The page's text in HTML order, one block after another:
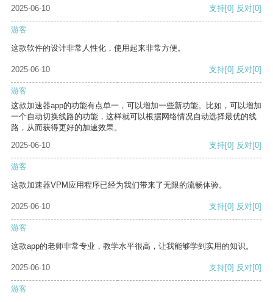
2025-06-10 支持[0] 反对[0]
游客
这款软件的设计非常人性化，使用起来非常方便。
2025-06-10 支持[0] 反对[0]
游客
这款加速器app的功能有点单一，可以增加一些新功能。比如，可以增加
一个自动切换线路的功能，这样就可以根据网络情况自动选择最优的线
路，从而获得更好的加速效果。
2025-06-10
支持[0] 反对[0]
游客
这款加速器VPM应用程序已经为我们带来了无限的流畅体验。
2025-06-10 支持[0] 反对[0]
游客
这款app的老师非常专业，教学水平很高，让我能够学到实用的知识。
2025-06-10 支持[0] 反对[0]
游客